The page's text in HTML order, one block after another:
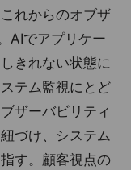
れからのオブザ
AIでアプリケー
きれない状態に
テム監視にとど
ザーバビリティ
づけ、システム
す。顧客視点の